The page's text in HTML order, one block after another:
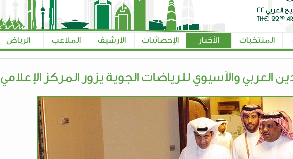
المنتخبات الأخبار الإحصائيات الأرشيف الملاعب الرياض
العربي والآسيوي للرياضات الجوية يزور المركز الإعلامي